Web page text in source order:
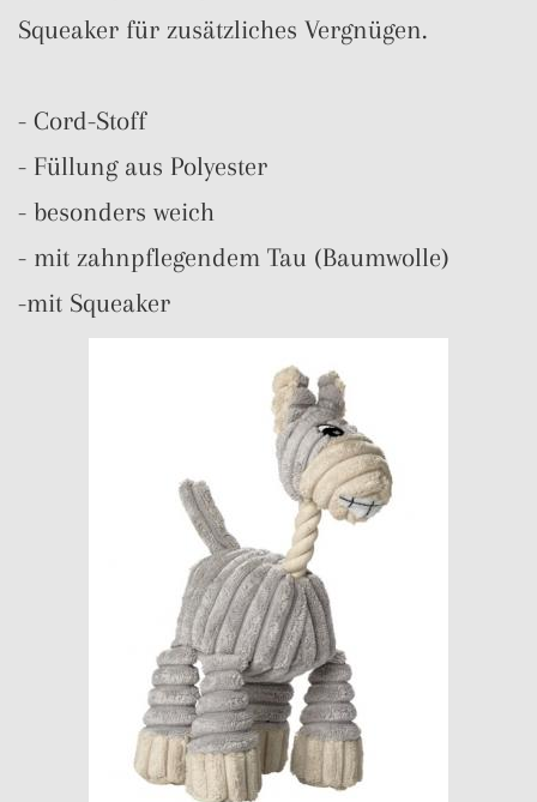
Squeaker für zusätzliches Vergnügen.
- Cord-Stoff
- Füllung aus Polyester
- besonders weich
- mit zahnpflegendem Tau (Baumwolle)
-mit Squeaker